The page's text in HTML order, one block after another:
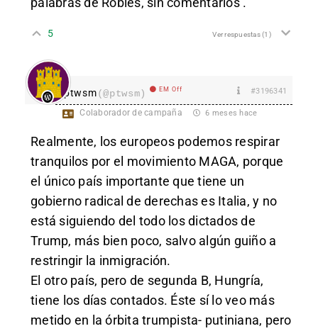
5 Ver respuestas(1)
ptwsm(@ptwsm) EM Off #3196341
Colaborador de campaña 6 meses hace
Realmente, los europeos podemos respirar
tranquilos por el movimiento MAGA, porque
el único país importante que tiene un
gobierno radical de derechas es Italia, y no
está siguiendo del todo los dictados de
Trump, más bien poco, salvo algún guiño a
restringir la inmigración.
El otro país, pero de segunda B, Hungría,
tiene los días contados. Éste sí lo veo más
metido en la órbita trumpista- putiniana, pero